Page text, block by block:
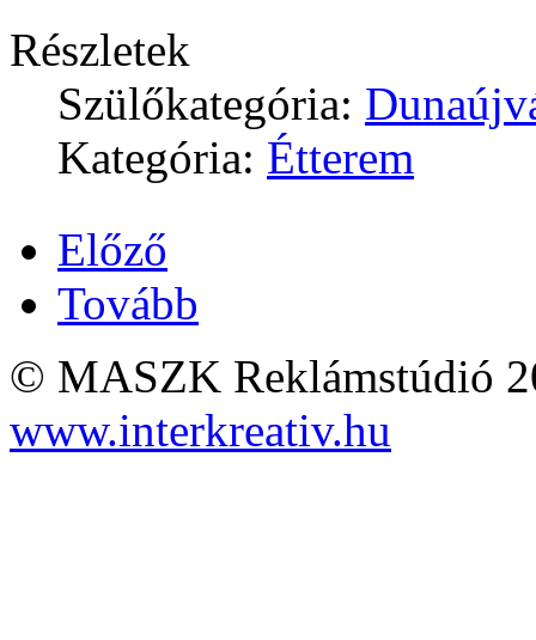
Részletek
Szülőkategória:
Kategória: Étterem
Előző
Tovább
© MASZK Reklámstúdió
www.interkreativ.hu